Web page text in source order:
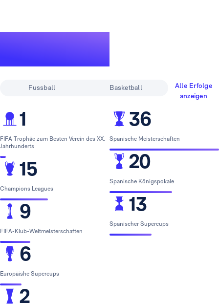
Fussball Basketball
Alle Erfolge
anzeigen
1
FIFA Trophäe zum Besten Verein des XX.
Jahrhunderts
15
Champions Leagues
9
FIFA-Klub-Weltmeisterschaften
6
Europäishe Supercups
2
36
Spanische Meisterschaften
20
Spanische Königspokale
13
Spanischer Supercups